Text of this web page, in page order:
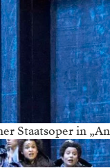
Staatsoper in